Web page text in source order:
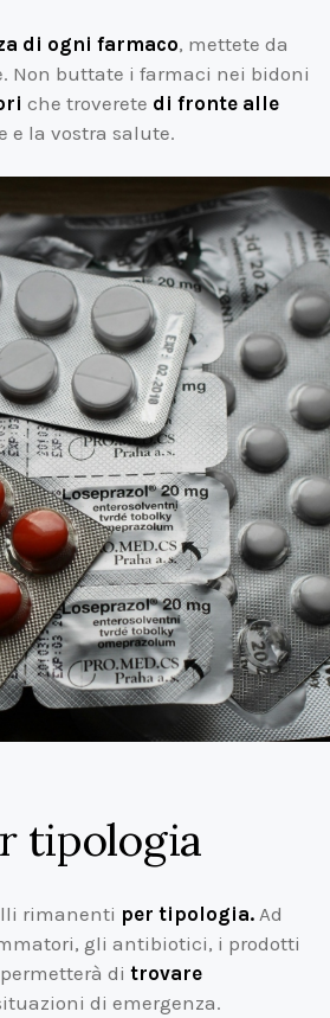
di ogni farmaco, mettete da
Non buttate i farmaci nei bidoni
che troverete di fronte alle
e la vostra salute.
tipologia
rimanenti per tipologia. Ad
gli antibiotici, i prodotti
di trovare
di emergenza.